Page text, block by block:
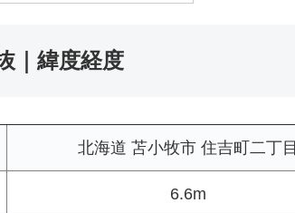
｜緯度経度
北海道 苫小牧市 住吉町二丁目
6.6m